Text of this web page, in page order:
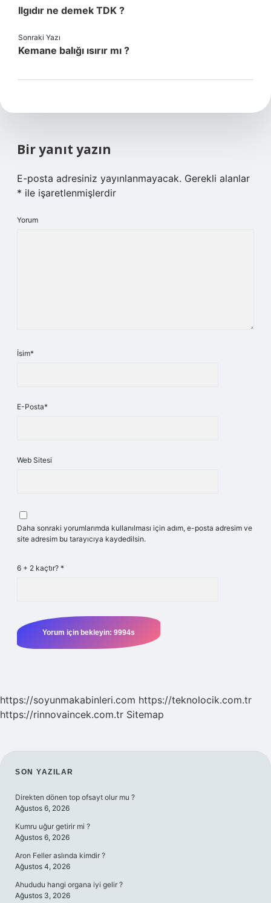
Ilgıdır ne demek TDK ?
Sonraki Yazı
Kemane balığı ısırır mı ?
Bir yanıt yazın
E-posta adresiniz yayınlanmayacak. Gerekli alanlar
* ile işaretlenmişlerdir
Yorum
İsim*
E-Posta*
Web Sitesi
Daha sonraki yorumlarımda kullanılması için adım, e-posta adresim ve
site adresim bu tarayıcıya kaydedilsin.
6 + 2 kaçtır? *
https://soyunmakabinleri.com https://teknolocik.com.tr
https://rinnovaincek.com.tr Sitemap
SIDEBAR
SON YAZILAR
Direkten dönen top ofsayt olur mu ?
Ağustos 6, 2026
Kumru uğur getirir mi ?
Ağustos 6, 2026
Aron Feller aslında kimdir ?
Ağustos 4, 2026
Ahududu hangi organa iyi gelir ?
Ağustos 3, 2026